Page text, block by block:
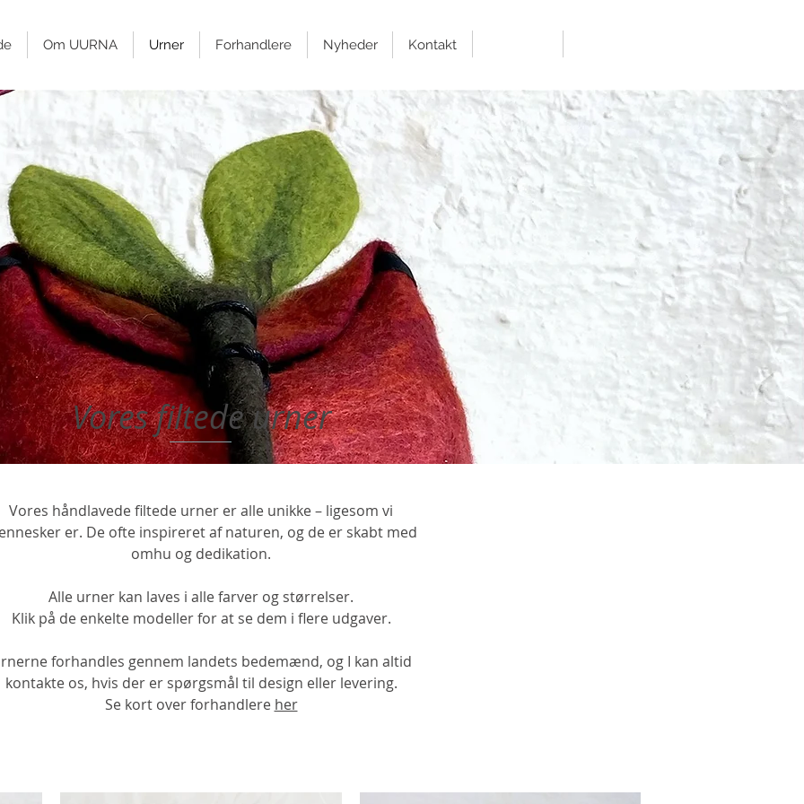
Om UURNA Urner Forhandlere Nyheder Kontakt
Vores filtede urner
​Vores håndlavede filtede urner er alle unikke – ligesom vi
er. De ofte inspireret af naturen, og de er skabt med
omhu og dedikation.
Alle urner kan laves i alle farver og størrelser.
Klik på de enkelte modeller for at se dem i flere udgaver.
forhandles gennem landets bedemænd, og I kan altid
kontakte os, hvis der er spørgsmål til design eller levering.
Se kort over forhandlere her